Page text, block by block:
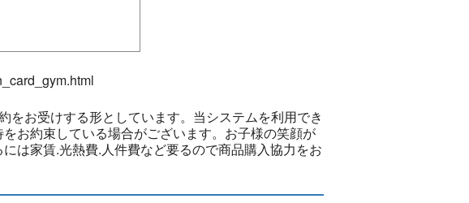
をお受けする形としています。当システムを利用でき
お約束している場合がございます。お子様の笑顔が
は家賃.光熱費.人件費など要るので商品購入協力をお